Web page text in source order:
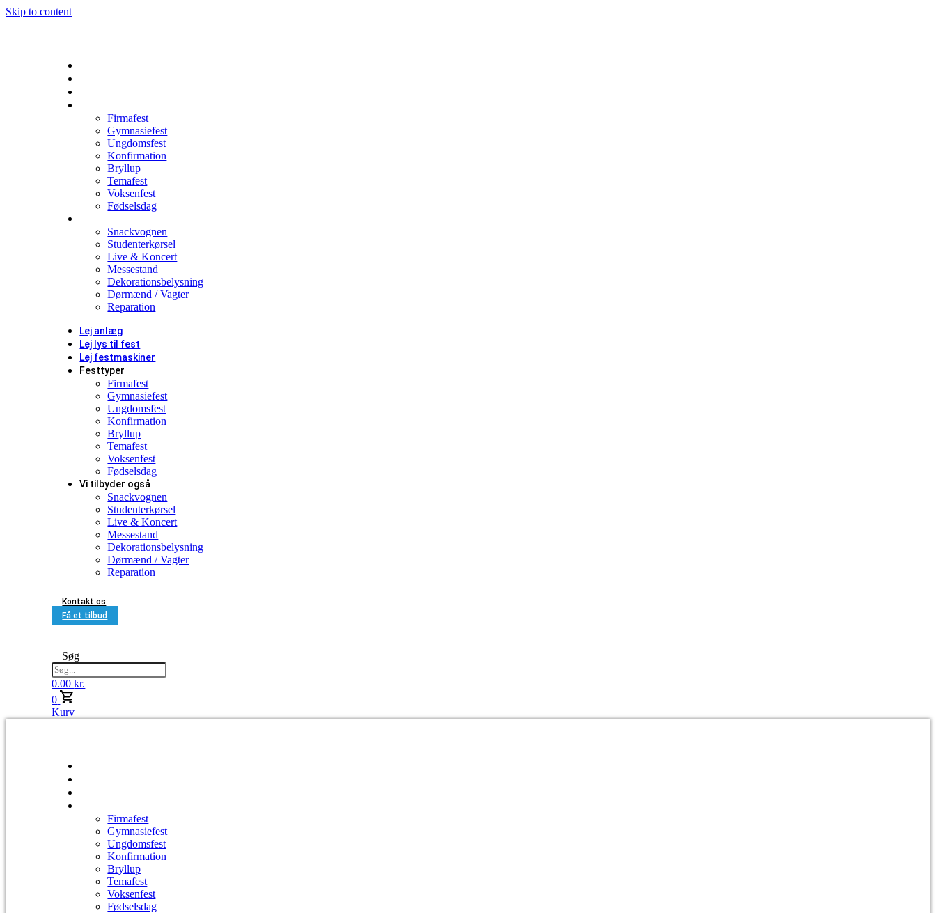
Skip to content
Firmafest
Gymnasiefest
Ungdomsfest
Konfirmation
Bryllup
Temafest
Voksenfest
Fødselsdag
Snackvognen
Studenterkørsel
Live & Koncert
Messestand
Dekorationsbelysning
Dørmænd / Vagter
Reparation
Lej anlæg
Lej lys til fest
Lej festmaskiner
Festtyper
Firmafest
Gymnasiefest
Ungdomsfest
Konfirmation
Bryllup
Temafest
Voksenfest
Fødselsdag
Vi tilbyder også
Snackvognen
Studenterkørsel
Live & Koncert
Messestand
Dekorationsbelysning
Dørmænd / Vagter
Reparation
Kontakt os
Få et tilbud
Søg
0.00kr.
0
Kurv
Firmafest
Gymnasiefest
Ungdomsfest
Konfirmation
Bryllup
Temafest
Voksenfest
Fødselsdag